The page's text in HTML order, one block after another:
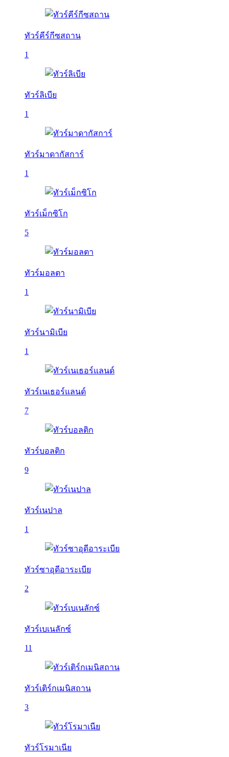
ทัวร์คีร์กีซสถาน
1
ทัวร์ลิเบีย
1
ทัวร์มาดากัสการ์
1
ทัวร์เม็กซิโก
5
ทัวร์มอลตา
1
ทัวร์นามิเบีย
1
ทัวร์เนเธอร์แลนด์
7
ทัวร์บอลติก
9
ทัวร์เนปาล
1
ทัวร์ซาอุดีอาระเบีย
2
ทัวร์เบเนลักซ์
11
ทัวร์เติร์กเมนิสถาน
3
ทัวร์โรมาเนีย